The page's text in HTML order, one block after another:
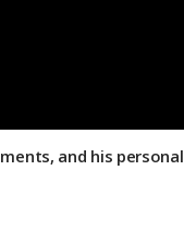
and his personal